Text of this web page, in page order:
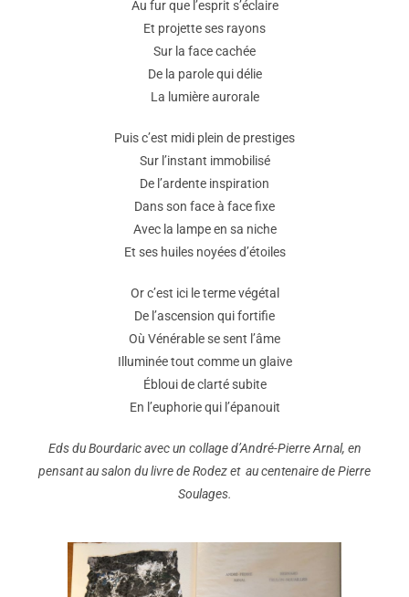
Au fur que l’esprit s’éclaire
Et projette ses rayons
Sur la face cachée
De la parole qui délie
La lumière aurorale
Puis c’est midi plein de prestiges
Sur l’instant immobilisé
De l’ardente inspiration
Dans son face à face fixe
Avec la lampe en sa niche
Et ses huiles noyées d’étoiles
Or c’est ici le terme végétal
De l’ascension qui fortifie
Où Vénérable se sent l’âme
Illuminée tout comme un glaive
Ébloui de clarté subite
En l’euphorie qui l’épanouit
Eds du Bourdaric avec un collage d’André-Pierre Arnal, en
pensant au salon du livre de Rodez et au centenaire de Pierre
Soulages.